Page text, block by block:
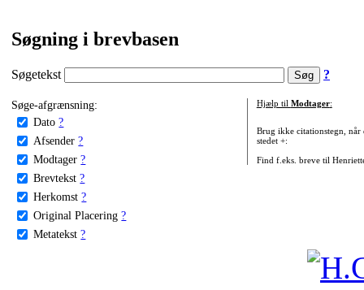
Søgning i brevbasen
Søgetekst ?
Søge-afgrænsning:
Dato ?
Afsender ?
Modtager ?
Brevtekst ?
Herkomst ?
Original Placering ?
Metatekst ?
Hjælp til Modtager:
Brug ikke citationstegn, når
stedet +:
Find f.eks. breve til